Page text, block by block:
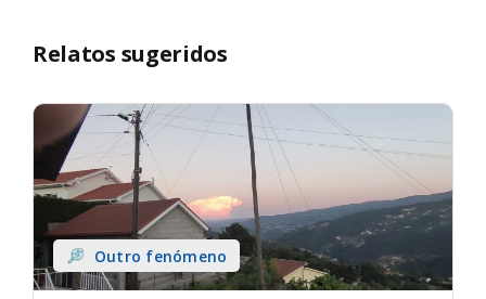
Relatos sugeridos
Outro fenómeno